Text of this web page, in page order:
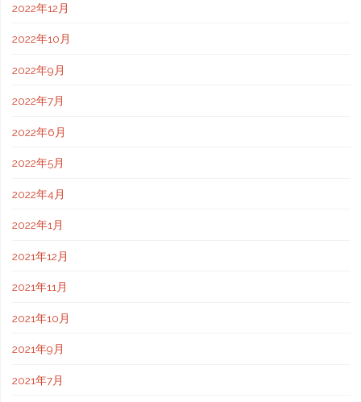
2022年12月
2022年10月
2022年9月
2022年7月
2022年6月
2022年5月
2022年4月
2022年1月
2021年12月
2021年11月
2021年10月
2021年9月
2021年7月